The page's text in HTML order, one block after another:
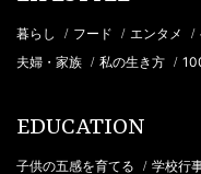
暮らし / フード / エンタメ /
夫婦・家族 / 私の生き方 /
EDUCATION
子供の五感を育てる / 学校行